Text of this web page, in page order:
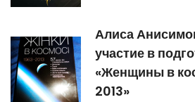
Алиса
участие в
«Женщины в
2013»